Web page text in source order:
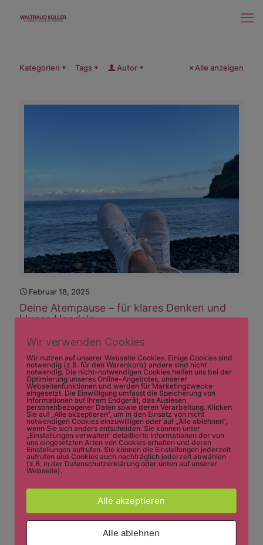
Kategorien Tags Autor Alle anzeigen
Februar 18, 2025
Deine Atempause – für klares Denken und
kluges Handeln
Atmen bedeutet Leben! Und doch schenken wir unserer
selbstverständlich zur Verfügung steht. Bis zum Moment, in
dem wir darüber nachdenken. Dann können wir unsere
Atmung als mächtiges Werkzeug nutzen, um Stress
abzubauen und klug und weise zu agieren.[…]
4 Mehr lesen
Hallo ich
bin
und
Wir verwenden Cookies
Wir nutzen auf unserer Webseite Cookies. Einige Cookies sind
notwendig (z.B. für den Warenkorb) andere sind nicht
notwendig. Die nicht-notwendigen Cookies helfen uns bei der
Optimierung unseres Online-Angebotes, unserer
Webseitenfunktionen und werden für Marketingzwecke
eingesetzt. Die Einwilligung umfasst die Speicherung von
Informationen auf Ihrem Endgerät, das Auslesen
personenbezogener Daten sowie deren Verarbeitung. Klicken
Sie auf „Alle akzeptieren“, um in den Einsatz von nicht
notwendigen Cookies einzuwilligen oder auf „Alle ablehnen“,
wenn Sie sich anders entscheiden. Sie können unter
„Einstellungen verwalten“ detaillierte Informationen der von
uns eingesetzten Arten von Cookies erhalten und deren
Einstellungen aufrufen. Sie können die Einstellungen jederzeit
aufrufen und Cookies auch nachträglich jederzeit abwählen
(z.B. in der Datenschutzerklärung oder unten auf unserer
Webseite).
Alle akzeptieren
Alle ablehnen